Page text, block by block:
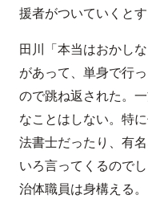
援者がついていくと
田川「本当はおかし
があって、単身で行
ので跳ね返された。
なことはしない。特
法書士だったり、有
いろ言ってくるので
治体職員は身構える。